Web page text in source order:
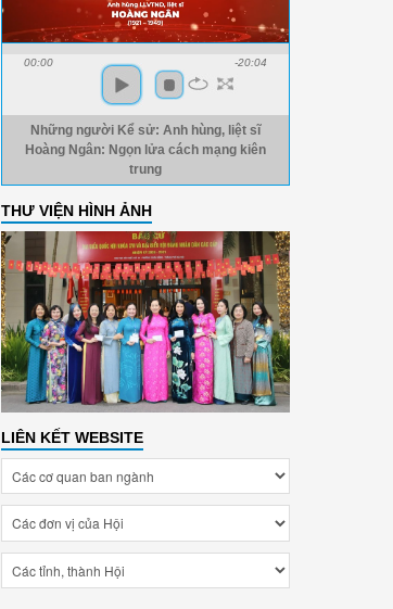
00:00 -20:04
Những người Kể sử: Anh hùng, liệt sĩ
Hoàng Ngân: Ngọn lửa cách mạng kiên
trung
THƯ VIỆN HÌNH ẢNH
LIÊN KẾT WEBSITE